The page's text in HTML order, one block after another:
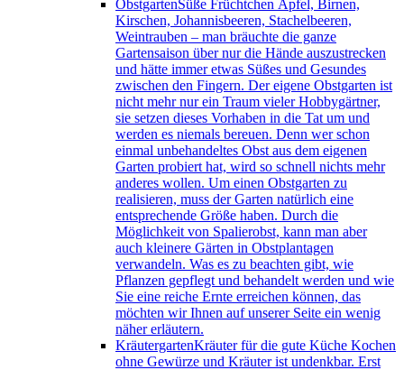
ObstgartenSüße Früchtchen Äpfel, Birnen,
Kirschen, Johannisbeeren, Stachelbeeren,
Weintrauben – man bräuchte die ganze
Gartensaison über nur die Hände auszustrecken
und hätte immer etwas Süßes und Gesundes
zwischen den Fingern. Der eigene Obstgarten ist
nicht mehr nur ein Traum vieler Hobbygärtner,
sie setzen dieses Vorhaben in die Tat um und
werden es niemals bereuen. Denn wer schon
einmal unbehandeltes Obst aus dem eigenen
Garten probiert hat, wird so schnell nichts mehr
anderes wollen. Um einen Obstgarten zu
realisieren, muss der Garten natürlich eine
entsprechende Größe haben. Durch die
Möglichkeit von Spalierobst, kann man aber
auch kleinere Gärten in Obstplantagen
verwandeln. Was es zu beachten gibt, wie
Pflanzen gepflegt und behandelt werden und wie
Sie eine reiche Ernte erreichen können, das
möchten wir Ihnen auf unserer Seite ein wenig
näher erläutern.
KräutergartenKräuter für die gute Küche Kochen
ohne Gewürze und Kräuter ist undenkbar. Erst